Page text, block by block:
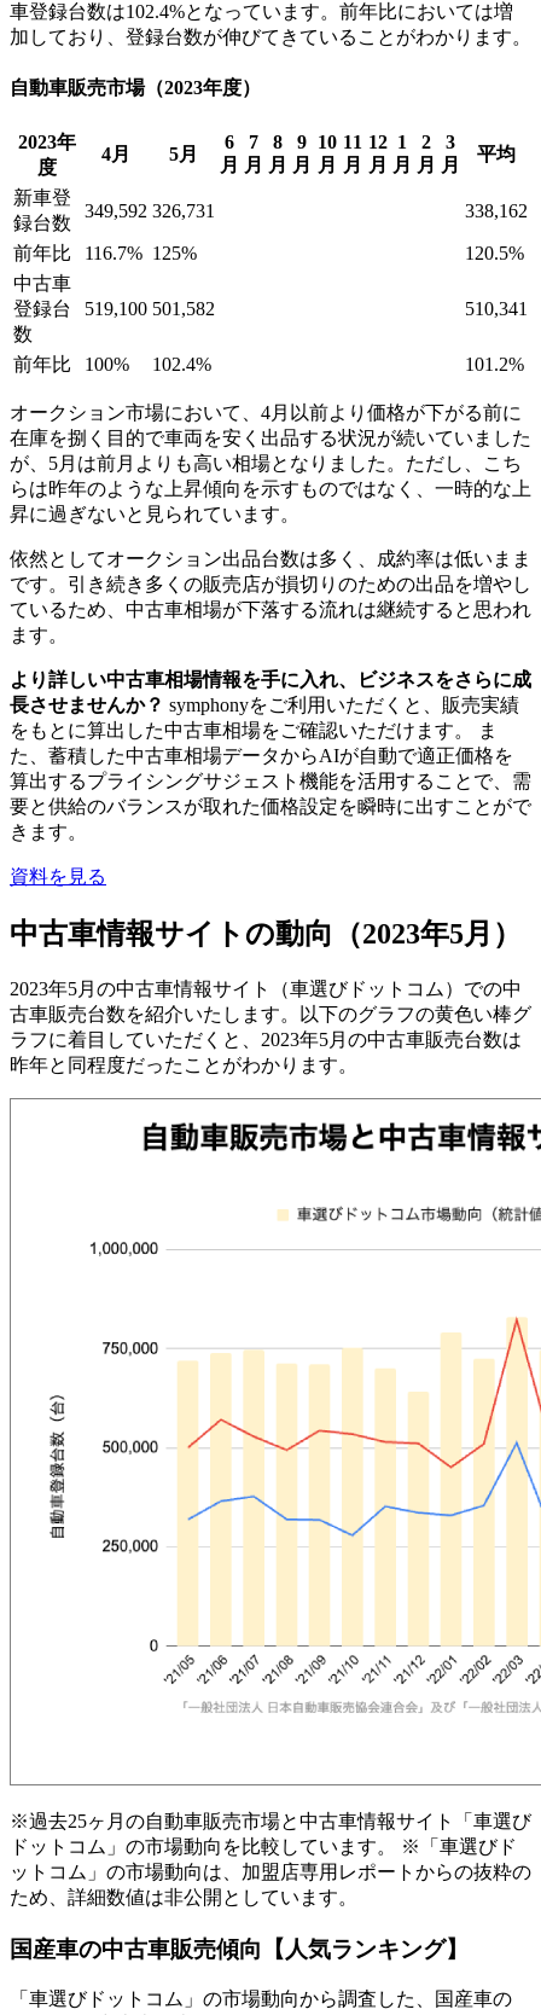
車登録台数は102.4%となっています。前年比においては増
加しており、登録台数が伸びてきていることがわかります。
自動車販売市場（2023年度）
2023年
度
4月 5月
6
月
7
月
8
月
9
月
10
月
11
月
12
月
1
月
2
月
3
月
平均
新車登
録台数
349,592 326,731 338,162
前年比 116.7% 125%
120.5%
中古車
登録台
数
519,100 501,582 510,341
前年比 100% 102.4% 101.2%
オークション市場において、4月以前より価格が下がる前に
在庫を捌く目的で車両を安く出品する状況が続いていました
が、5月は前月よりも高い相場となりました。ただし、こち
らは昨年のような上昇傾向を示すものではなく、一時的な上
昇に過ぎないと見られています。
依然としてオークション出品台数は多く、成約率は低いまま
です。引き続き多くの販売店が損切りのための出品を増やし
ているため、中古車相場が下落する流れは継続すると思われ
ます。
より詳しい中古車相場情報を手に入れ、ビジネスをさらに成
長させませんか？ symphonyをご利用いただくと、販売実績
をもとに算出した中古車相場をご確認いただけます。 ま
た、蓄積した中古車相場データからAIが自動で適正価格を
算出するプライシングサジェスト機能を活用することで、需
要と供給のバランスが取れた価格設定を瞬時に出すことがで
きます。
資料を見る
中古車情報サイトの動向（2023年5月）
2023年5月の中古車情報サイト（車選びドットコム）での中
古車販売台数を紹介いたします。以下のグラフの黄色い棒グ
ラフに着目していただくと、2023年5月の中古車販売台数は
昨年と同程度だったことがわかります。
※過去25ヶ月の自動車販売市場と中古車情報サイト「車選び
ドットコム」の市場動向を比較しています。 ※「車選びド
ットコム」の市場動向は、加盟店専用レポートからの抜粋の
ため、詳細数値は非公開としています。
国産車の中古車販売傾向【人気ランキング】
「車選びドットコム」の市場動向から調査した、国産車の